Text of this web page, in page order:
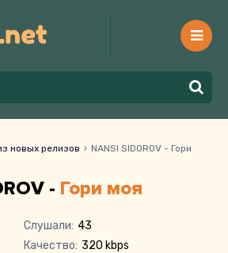
новых релизов
NANSI SIDOROV - Гори
- Гори моя
Слушали: 43
Качество: 320 kbps